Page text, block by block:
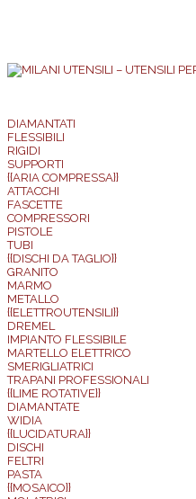
DIAMANTATI
FLESSIBILI
RIGIDI
SUPPORTI
{{ARIA COMPRESSA}}
ATTACCHI
FASCETTE
COMPRESSORI
PISTOLE
TUBI
{{DISCHI DA TAGLIO}}
GRANITO
MARMO
METALLO
{{ELETTROUTENSILI}}
DREMEL
IMPIANTO FLESSIBILE
MARTELLO ELETTRICO
SMERIGLIATRICI
TRAPANI PROFESSIONALI
{{LIME ROTATIVE}}
DIAMANTATE
WIDIA
{{LUCIDATURA}}
DISCHI
FELTRI
PASTA
{{MOSAICO}}